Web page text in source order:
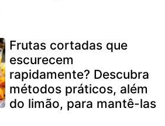
Frutas cortadas que
escurecem
rapidamente? Descubra
métodos práticos, além
do limão, para mantê-las